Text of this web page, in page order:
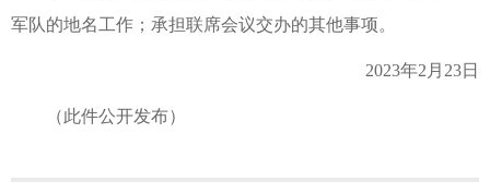
军队的地名工作；承担联席会议交办的其他事项。
2023年2月23日
（此件公开发布）